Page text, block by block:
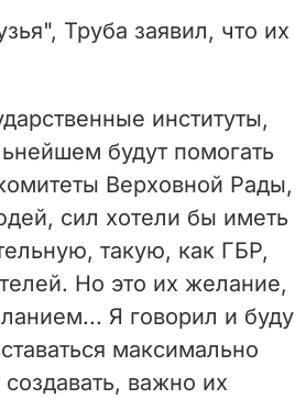
Труба заявил, что их
институты,
будут помогать
Верховной Рады,
сил хотели бы иметь
такую, как ГБР,
Но это их желание,
Я говорил и буду
максимально
важно их